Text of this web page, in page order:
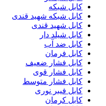
کابل شبکه
کابل شبکه شهید قندی
کابل شهید قندی
کابل شیلد دار
کابل ضد آب
کابل فرمان
کابل فشار ضعیف
کابل فشار قوی
کابل فشار متوسط
کابل فیبر نوری
کابل کرمان